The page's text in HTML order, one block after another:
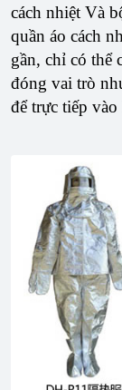
cách nhiệt Và
quần áo cách
gần, chỉ có thể
đóng vai trò
để trực tiếp